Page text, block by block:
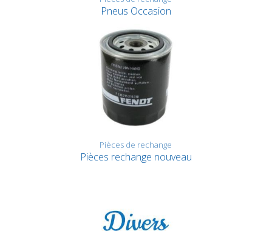
Pneus Occasion
Pièces de rechange
Pièces rechange nouveau